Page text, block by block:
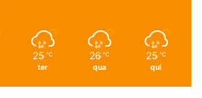
25 ℃
ter
26 ℃
qua
25 ℃
qui